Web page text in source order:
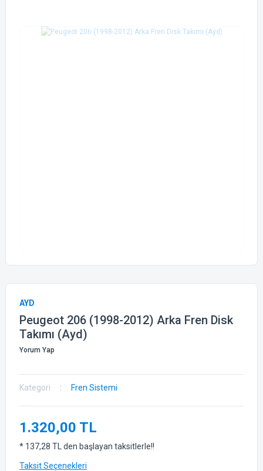
AYD
Peugeot 206 (1998-2012) Arka Fren Disk
Takımı (Ayd)
Yorum Yap
Kategori Fren Sistemi
1.320,00 TL
* 137,28 TL den başlayan taksitlerle!!
Taksit Seçenekleri